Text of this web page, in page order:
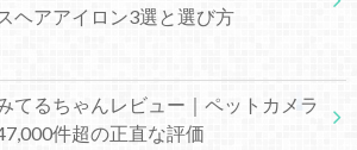
ヘアアイロン3選と選び方
てるちゃんレビュー｜ペットカメラ
件超の正直な評価